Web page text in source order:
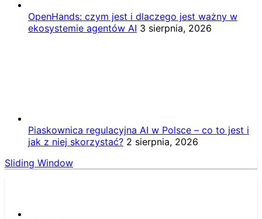
OpenHands: czym jest i dlaczego jest ważny w
ekosystemie agentów AI 3 sierpnia, 2026
Piaskownica regulacyjna AI w Polsce – co to jest i
jak z niej skorzystać? 2 sierpnia, 2026
Sliding Window